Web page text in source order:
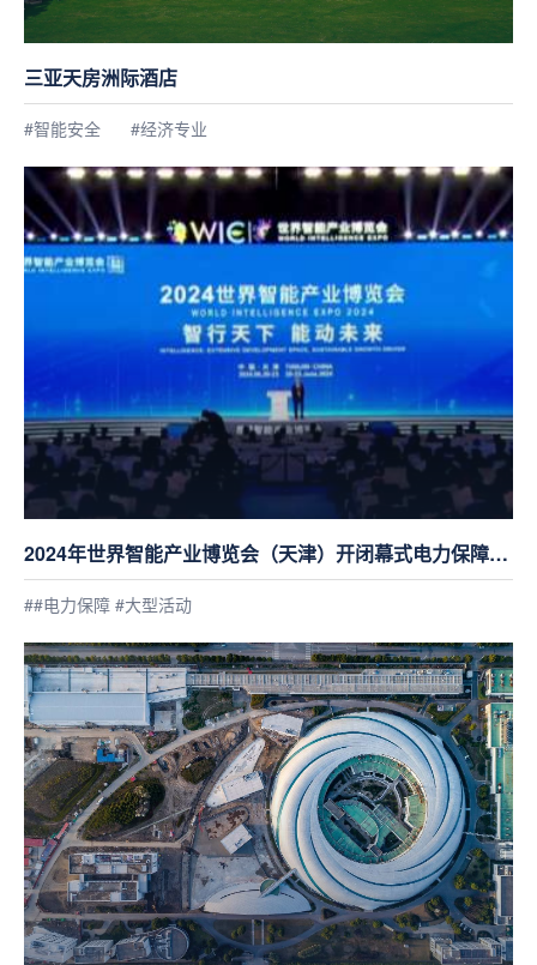
三亚天房洲际酒店
#智能安全 #经济专业
2024年世界智能产业博览会（天津）开闭幕式电力保障项
目
##电力保障 #大型活动